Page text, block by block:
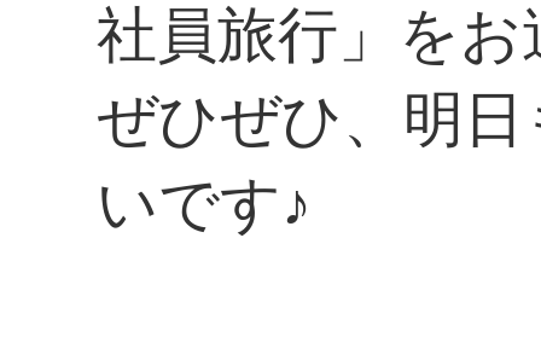
社員旅行」を
ぜひぜひ、明
いです♪